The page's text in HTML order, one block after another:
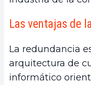
Las ventajas de
La redundancia
arquitectura de
informático